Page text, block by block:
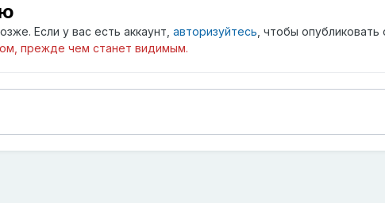
Если у вас есть аккаунт, авторизуйтесь , чтобы
прежде чем станет видимым.